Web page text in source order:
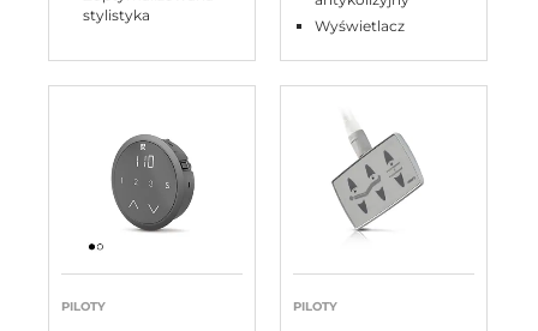
stylistyka
Wyświetlacz
PILOTY PILOTY